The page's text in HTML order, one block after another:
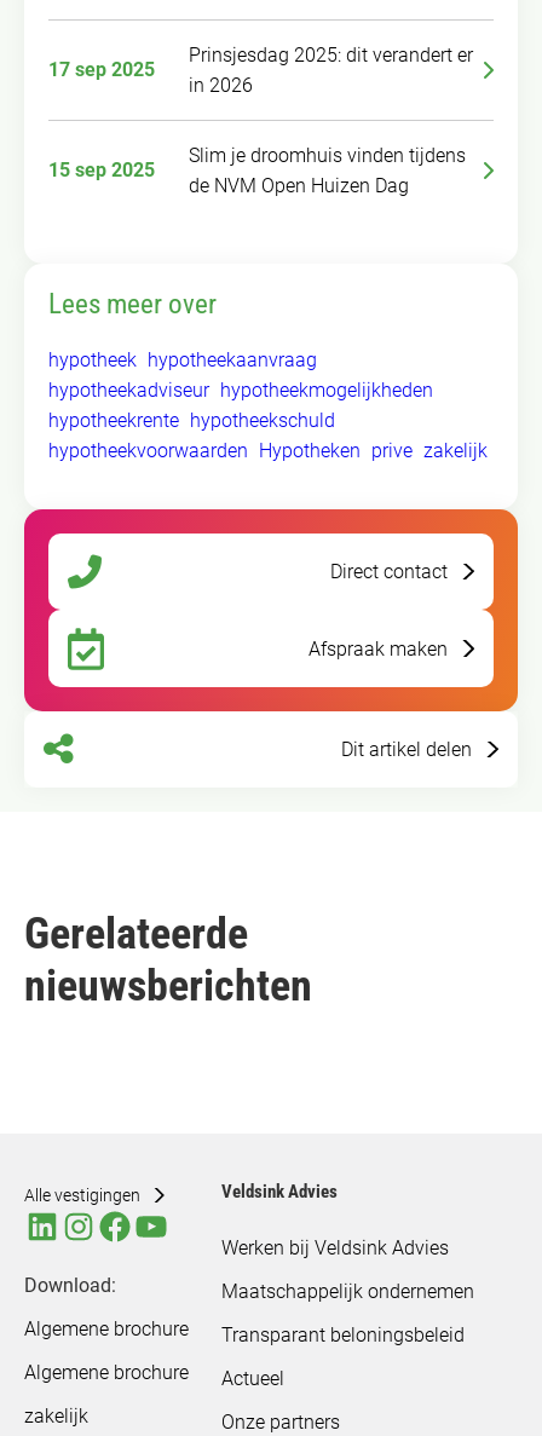
17 sep 2025
Prinsjesdag 2025: dit verandert er
in 2026
15 sep 2025
Slim je droomhuis vinden tijdens
de NVM Open Huizen Dag
Lees meer over
hypotheek hypotheekaanvraag
hypotheekadviseur hypotheekmogelijkheden
hypotheekrente hypotheekschuld
hypotheekvoorwaarden Hypotheken prive zakelijk
Direct contact
Afspraak maken
Dit artikel delen
Gerelateerde
nieuwsberichten
Alle vestigingen
Download:
Algemene brochure
Algemene brochure
zakelijk
Veldsink Advies
Werken bij Veldsink Advies
Maatschappelijk ondernemen
Transparant beloningsbeleid
Actueel
Onze partners